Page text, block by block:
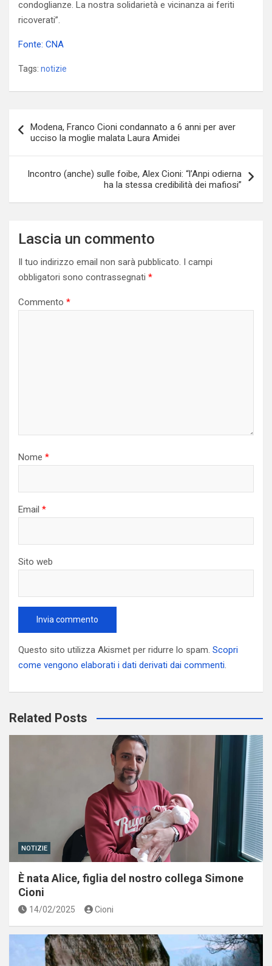
condoglianze. La nostra solidarietà e vicinanza ai feriti
ricoverati”.
Fonte: CNA
Tags: notizie
articoli
Modena, Franco Cioni condannato a 6 anni per aver
ucciso la moglie malata Laura Amidei
Incontro (anche) sulle foibe, Alex Cioni: “l’Anpi odierna
ha la stessa credibilità dei mafiosi”
Lascia un commento
Il tuo indirizzo email non sarà pubblicato. I campi
obbligatori sono contrassegnati *
Commento *
Nome *
Email *
Sito web
Questo sito utilizza Akismet per ridurre lo spam. Scopri
come vengono elaborati i dati derivati dai commenti.
Related Posts
NOTIZIE
È nata Alice, figlia del nostro collega Simone
Cioni
14/02/2025 Cioni